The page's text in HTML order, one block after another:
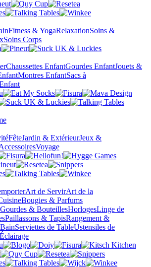
Fitness & YogaRelaxationSoins &
Soins Corps
Chaussettes EnfantGourdes EnfantJouets &
Montres EnfantSacs à
FêteJardin & ExtérieurJeux &
Voyage
Art de ServirArt de la
Bougies & Parfums
Gourdes & BouteillesHorlogesLinge de
Paillassons & TapisRangement &
Serviettes de TableUstensiles de
Éclairage